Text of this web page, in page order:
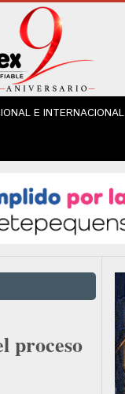
E INTERNACIONAL
proceso